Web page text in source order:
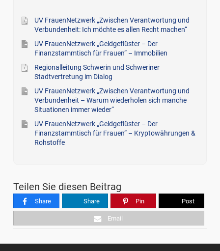
UV FrauenNetzwerk „Zwischen Verantwortung und
Verbundenheit: Ich möchte es allen Recht machen“
UV FrauenNetzwerk „Geldgeflüster – Der
Finanzstammtisch für Frauen“ – Immobilien
Regionalleitung Schwerin und Schweriner
Stadtvertretung im Dialog
UV FrauenNetzwerk „Zwischen Verantwortung und
Verbundenheit – Warum wiederholen sich manche
Situationen immer wieder“
UV FrauenNetzwerk „Geldgeflüster – Der
Finanzstammtisch für Frauen“ – Kryptowährungen &
Rohstoffe
Teilen Sie diesen Beitrag
Share Share Pin Post
Email